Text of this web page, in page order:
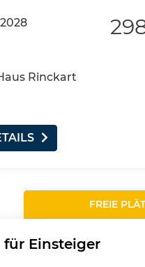
Rinckart
FREIE
für Einsteiger